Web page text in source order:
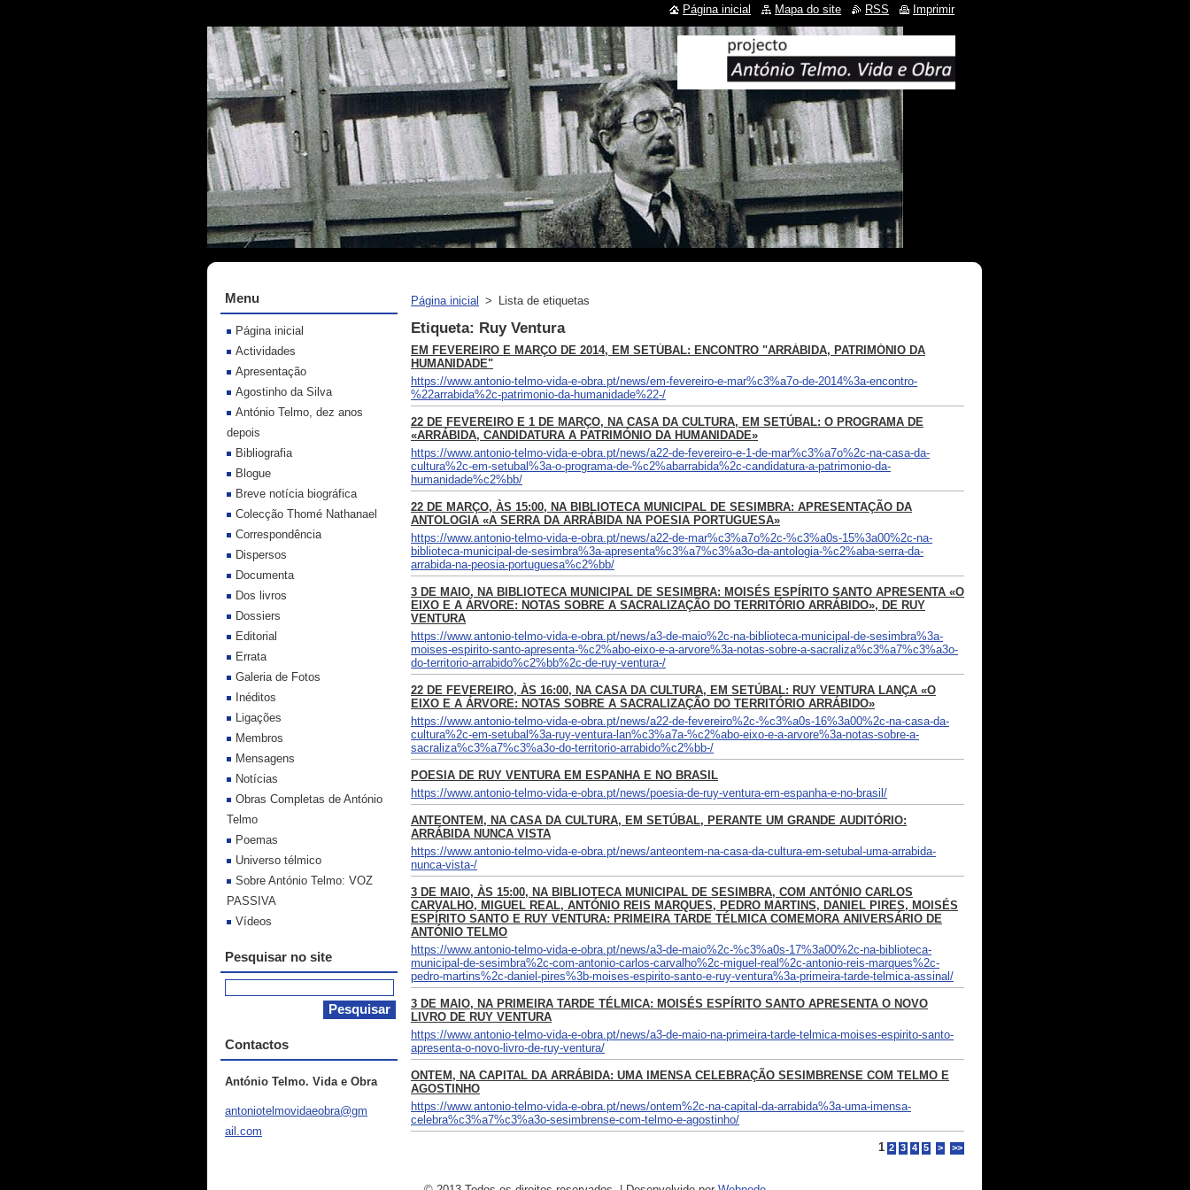
Página inicial > Lista de etiquetas
Etiqueta: Ruy Ventura
EM FEVEREIRO E MARÇO DE 2014, EM SETÚBAL: ENCONTRO "ARRÁBIDA, PATRIMÓNIO DA
HUMANIDADE"
https://www.antonio-telmo-vida-e-obra.pt/news/em-fevereiro-e-mar%c3%a7o-de-2014%3a-encontro-
%22arrabida%2c-patrimonio-da-humanidade%22-/
22 DE FEVEREIRO E 1 DE MARÇO, NA CASA DA CULTURA, EM SETÚBAL: O PROGRAMA DE
«ARRÁBIDA, CANDIDATURA A PATRIMÓNIO DA HUMANIDADE»
https://www.antonio-telmo-vida-e-obra.pt/news/a22-de-fevereiro-e-1-de-mar%c3%a7o%2c-na-casa-da-
cultura%2c-em-setubal%3a-o-programa-de-%c2%abarrabida%2c-candidatura-a-patrimonio-da-
humanidade%c2%bb/
22 DE MARÇO, ÀS 15:00, NA BIBLIOTECA MUNICIPAL DE SESIMBRA: APRESENTAÇÃO DA
ANTOLOGIA «A SERRA DA ARRÁBIDA NA POESIA PORTUGUESA»
https://www.antonio-telmo-vida-e-obra.pt/news/a22-de-mar%c3%a7o%2c-%c3%a0s-15%3a00%2c-na-
biblioteca-municipal-de-sesimbra%3a-apresenta%c3%a7%c3%a3o-da-antologia-%c2%aba-serra-da-
arrabida-na-peosia-portuguesa%c2%bb/
3 DE MAIO, NA BIBLIOTECA MUNICIPAL DE SESIMBRA: MOISÉS ESPÍRITO SANTO APRESENTA «O
EIXO E A ÁRVORE: NOTAS SOBRE A SACRALIZAÇÃO DO TERRITÓRIO ARRÁBIDO», DE RUY
VENTURA
https://www.antonio-telmo-vida-e-obra.pt/news/a3-de-maio%2c-na-biblioteca-municipal-de-sesimbra%3a-
moises-espirito-santo-apresenta-%c2%abo-eixo-e-a-arvore%3a-notas-sobre-a-sacraliza%c3%a7%c3%a3o-
do-territorio-arrabido%c2%bb%2c-de-ruy-ventura-/
22 DE FEVEREIRO, ÀS 16:00, NA CASA DA CULTURA, EM SETÚBAL: RUY VENTURA LANÇA «O
EIXO E A ÁRVORE: NOTAS SOBRE A SACRALIZAÇÃO DO TERRITÓRIO ARRÁBIDO»
https://www.antonio-telmo-vida-e-obra.pt/news/a22-de-fevereiro%2c-%c3%a0s-16%3a00%2c-na-casa-da-
cultura%2c-em-setubal%3a-ruy-ventura-lan%c3%a7a-%c2%abo-eixo-e-a-arvore%3a-notas-sobre-a-
sacraliza%c3%a7%c3%a3o-do-territorio-arrabido%c2%bb-/
POESIA DE RUY VENTURA EM ESPANHA E NO BRASIL
https://www.antonio-telmo-vida-e-obra.pt/news/poesia-de-ruy-ventura-em-espanha-e-no-brasil/
ANTEONTEM, NA CASA DA CULTURA, EM SETÚBAL, PERANTE UM GRANDE AUDITÓRIO:
ARRÁBIDA NUNCA VISTA
https://www.antonio-telmo-vida-e-obra.pt/news/anteontem-na-casa-da-cultura-em-setubal-uma-arrabida-
nunca-vista-/
3 DE MAIO, ÀS 15:00, NA BIBLIOTECA MUNICIPAL DE SESIMBRA, COM ANTÓNIO CARLOS
CARVALHO, MIGUEL REAL, ANTÓNIO REIS MARQUES, PEDRO MARTINS, DANIEL PIRES, MOISÉS
ESPÍRITO SANTO E RUY VENTURA: PRIMEIRA TARDE TÉLMICA COMEMORA ANIVERSÁRIO DE
ANTÓNIO TELMO
https://www.antonio-telmo-vida-e-obra.pt/news/a3-de-maio%2c-%c3%a0s-17%3a00%2c-na-biblioteca-
municipal-de-sesimbra%2c-com-antonio-carlos-carvalho%2c-miguel-real%2c-antonio-reis-marques%2c-
pedro-martins%2c-daniel-pires%3b-moises-espirito-santo-e-ruy-ventura%3a-primeira-tarde-telmica-assinal/
3 DE MAIO, NA PRIMEIRA TARDE TÉLMICA: MOISÉS ESPÍRITO SANTO APRESENTA O NOVO
LIVRO DE RUY VENTURA
https://www.antonio-telmo-vida-e-obra.pt/news/a3-de-maio-na-primeira-tarde-telmica-moises-espirito-santo-
apresenta-o-novo-livro-de-ruy-ventura/
ONTEM, NA CAPITAL DA ARRÁBIDA: UMA IMENSA CELEBRAÇÃO SESIMBRENSE COM TELMO E
AGOSTINHO
https://www.antonio-telmo-vida-e-obra.pt/news/ontem%2c-na-capital-da-arrabida%3a-uma-imensa-
celebra%c3%a7%c3%a3o-sesimbrense-com-telmo-e-agostinho/
1 2 3 4 5 > >>
Menu
Página inicial
Actividades
Apresentação
Agostinho da Silva
António Telmo, dez anos
depois
Bibliografia
Blogue
Breve notícia biográfica
Colecção Thomé Nathanael
Correspondência
Dispersos
Documenta
Dos livros
Dossiers
Editorial
Errata
Galeria de Fotos
Inéditos
Ligações
Membros
Mensagens
Notícias
Obras Completas de António
Telmo
Poemas
Universo télmico
Sobre António Telmo: VOZ
PASSIVA
Vídeos
Pesquisar no site
Contactos
António Telmo. Vida e Obra
antoniotelmovidaeobra@gm
ail.com
Página inicial Mapa do site RSS Imprimir